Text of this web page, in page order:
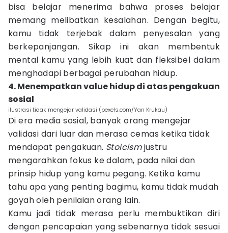
bisa belajar menerima bahwa proses belajar
memang melibatkan kesalahan. Dengan begitu,
kamu tidak terjebak dalam penyesalan yang
berkepanjangan. Sikap ini akan membentuk
mental kamu yang lebih kuat dan fleksibel dalam
menghadapi berbagai perubahan hidup.
4. Menempatkan value hidup di atas pengakuan
sosial
ilustrasi tidak mengejar validasi (pexels.com/Yan Krukau)
Di era media sosial, banyak orang mengejar
validasi dari luar dan merasa cemas ketika tidak
mendapat pengakuan. Stoicismjustru
mengarahkan fokus ke dalam, pada nilai dan
prinsip hidup yang kamu pegang. Ketika kamu
tahu apa yang penting bagimu, kamu tidak mudah
goyah oleh penilaian orang lain.
Kamu jadi tidak merasa perlu membuktikan diri
dengan pencapaian yang sebenarnya tidak sesuai